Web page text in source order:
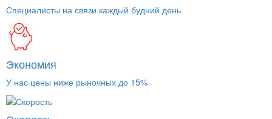
Специалисты на связи каждый будний день
Экономия
У нас цены ниже рыночных до 15%